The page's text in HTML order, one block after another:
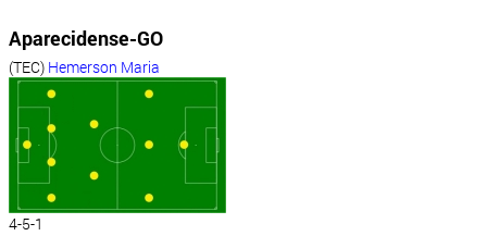
Aparecidense-GO
(TEC) Hemerson Maria
4-5-1